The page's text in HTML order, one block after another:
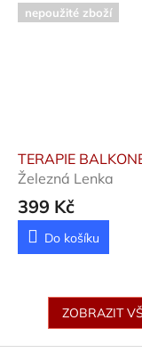
nepoužité zboží
TERAPIE
Železná Lenka
399 Kč
Do košíku
ZOBRAZIT